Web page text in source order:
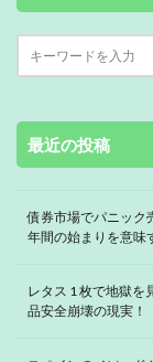
最近の投稿
債券市場でパニック
年間の始まりを意味
レタス 1 枚で地獄を
品安全崩壊の現実！